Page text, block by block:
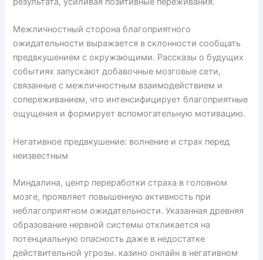
Межличностный сторона благоприятного
ожидательности выражается в склонности сообщать
предвкушением с окружающими. Рассказы о будущих
событиях запускают добавочные мозговые сети,
связанные с межличностным взаимодействием и
сопереживанием, что интенсифицирует благоприятные
ощущения и формирует вспомогательную мотивацию.
Негативное предвкушение: волнение и страх перед
неизвестным
Миндалина, центр переработки страха в головном
мозге, проявляет повышенную активность при
неблагоприятном ожидательности. Указанная древняя
образование нервной системы откликается на
потенциальную опасность даже в недостатке
действительной угрозы. казино онлайн в негативном